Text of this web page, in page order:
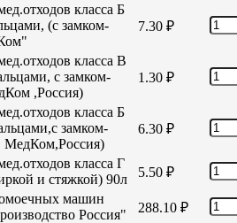
класса Б
(с замком-
7.30 ₽
класса В
с замком-
,Россия)
1.30 ₽
класса Б
замком-
6.30 ₽
класса Г
и стяжкой) 90л
5.50 ₽
машин
Россия"
288.10 ₽